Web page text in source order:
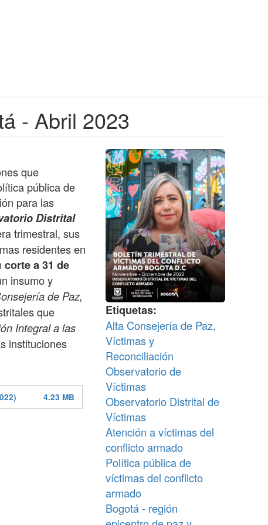
- Abril 2023
que
pública de
para las
Distrital
trimestral, sus
residentes en
corte a 31 de
insumo y
de Paz,
que
Integral a las
instituciones
4.23 MB
Etiquetas
Alta Consejería de Paz,
Víctimas y
Reconciliación
Observatorio de
Víctimas
Observatorio Distrital de
Víctimas
Atención a víctimas del
conflicto armado
Política pública de
víctimas del conflicto
armado
Bogotá - región